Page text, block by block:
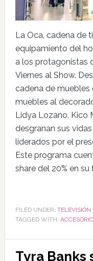
La Oca, cadena de
equipamiento del
a los protagonistas
Viernes al Show.
cadena de muebles
muebles al
Lidya Lozano, Kico
desgranan sus
liderados por el
Este programa
share del 20% en su
FILED UNDER: TELEVISIÓN
TAGGED WITH:
Tyra Banks